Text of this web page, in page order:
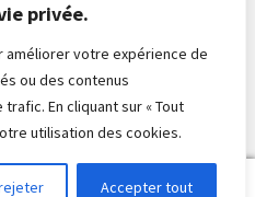
privée.
améliorer votre expérience de
ou des contenus
En cliquant sur « Tout
utilisation des cookies.
Accepter tout
0